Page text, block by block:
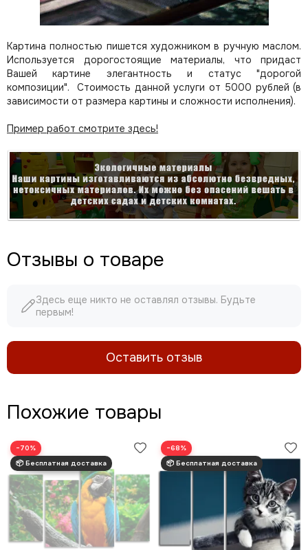
Картина полностью пишется художником в ручную маслом.
Используется дорогостоящие материалы, что придаст
Вашей картине элегантность и статус "дорогой
композиции". Стоимость данной услуги от 5000 рублей (в
зависимости от размера картины и сложности исполнения).
Пример работ смотрите здесь!
Отзывы о товаре
Здесь еще никто не оставлял отзывы. Будьте
первым!
Оставить отзыв
Похожие товары
−70% −68%